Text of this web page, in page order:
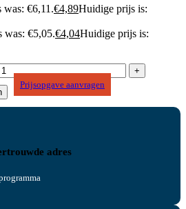
€6,11.€4,89Huidige prijs is:
was: €5,05.€4,04Huidige prijs is:
Prijsopgave aanvragen
adres